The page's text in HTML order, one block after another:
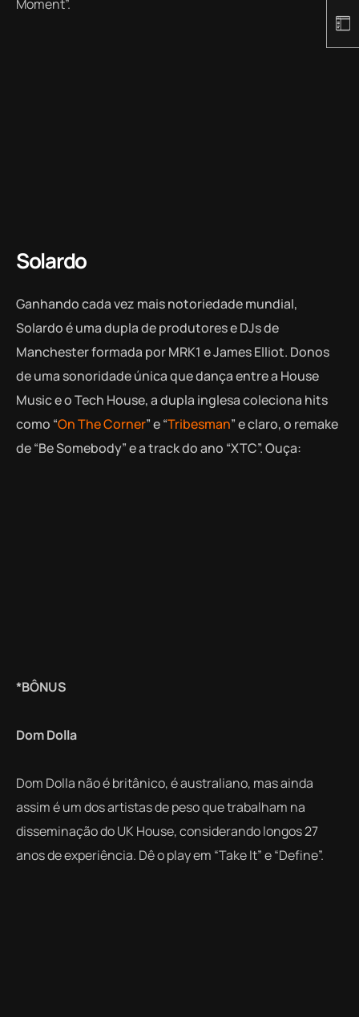
Moment”.
Solardo
Ganhando cada vez mais notoriedade mundial,
Solardoé uma dupla de produtores e DJs de
Manchester formada por MRK1 e James Elliot. Donos
de uma sonoridade única que dança entre a House
Music e o Tech House, a dupla inglesa coleciona hits
como “On The Corner” e “Tribesman” e claro, o remake
de “Be Somebody” e a track do ano “XTC”. Ouça:
*BÔNUS
Dom Dolla
Dom Dolla não é britânico, é australiano, mas ainda
assim é um dos artistas de peso que trabalham na
disseminação do UK House, considerando longos 27
anos de experiência. Dê o play em “Take It” e “Define”.